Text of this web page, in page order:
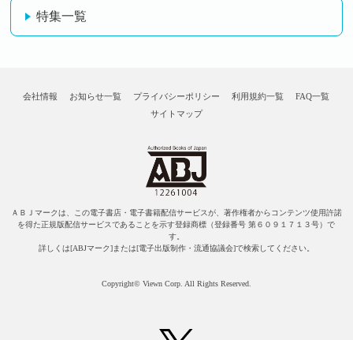
特集一覧
会社情報 お知らせ一覧 プライバシーポリシー 利用規約一覧
FAQ一覧
サイトマップ
ＡＢＪマークは、この電子書店・電子書籍配信サービスが、著作権者からコンテンツ使用許諾
を得た正規版配信サービスであることを示す登録商標（登録番号 第６０９１７１３号）で
す。
詳しくは[ABJマーク]または[電子出版制作・流通協議会]で検索してください。
Copyright© Viewn Corp. All Rights Reserved.